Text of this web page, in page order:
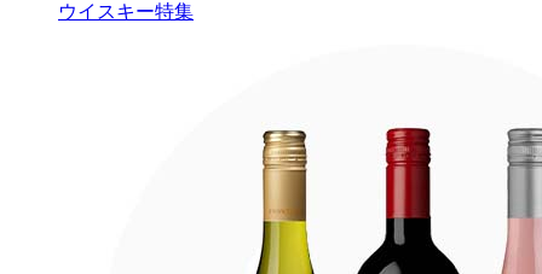
ウイスキー特集